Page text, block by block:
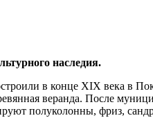
наследия.
в конце XIX века в
веранда. После
полуколонны, фриз,